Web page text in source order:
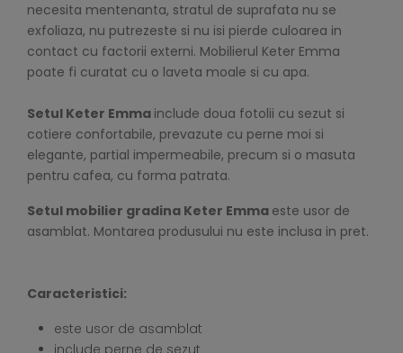
necesita mentenanta, stratul de suprafata nu se
exfoliaza, nu putrezeste si nu isi pierde culoarea in
contact cu factorii externi. Mobilierul Keter Emma
poate fi curatat cu o laveta moale si cu apa.
Setul Keter Emma include doua fotolii cu sezut si
cotiere confortabile, prevazute cu perne moi si
elegante, partial impermeabile, precum si o masuta
pentru cafea, cu forma patrata.
Setul mobilier gradina Keter Emma este usor de
asamblat. Montarea produsului nu este inclusa in pret.
Caracteristici:
este usor de asamblat